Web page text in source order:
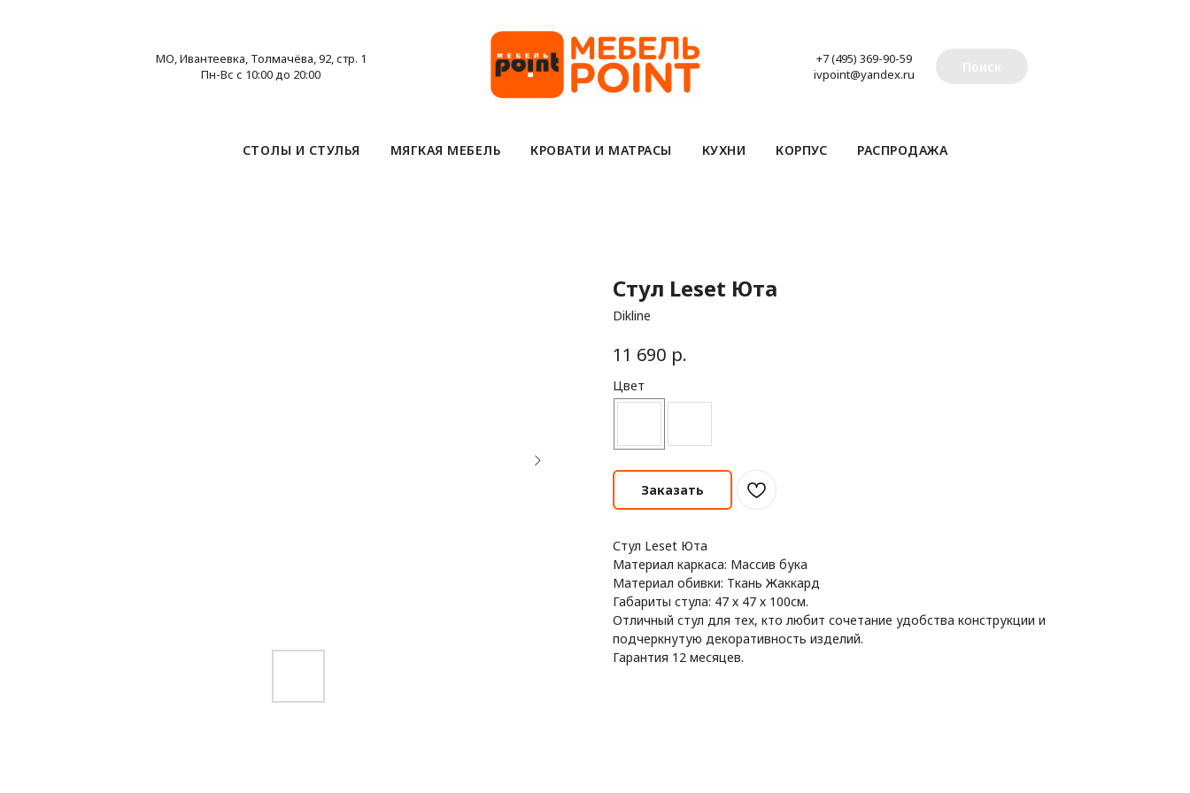
МО, Ивантеевка, Толмачёва, 92, стр. 1
Пн-Вс с 10:00 до 20:00
+7 (495) 369-90-59
ivpoint@yandex.ru
СТОЛЫ И СТУЛЬЯ МЯГКАЯ МЕБЕЛЬ КРОВАТИ И МАТРАСЫ КУХНИ КОРПУС РАСПРОДАЖА
Стул Leset Юта
Dikline
11 690 р.
Цвет
Заказать
Стул Leset Юта
Материал каркаса: Массив бука
Материал обивки: Ткань Жаккард
Габариты стула: 47 х 47 х 100см.
Отличный стул для тех, кто любит сочетание удобства конструкции и
подчеркнутую декоративность изделий.
Гарантия 12 месяцев.